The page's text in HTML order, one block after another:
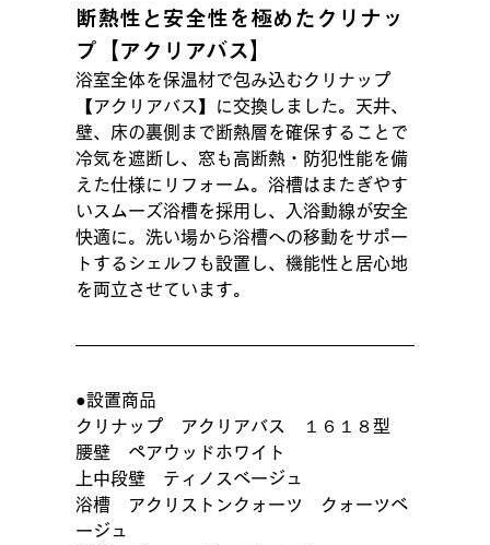
断熱性と安全性を極めたクリナッ
プ【アクリアバス】
浴室全体を保温材で包み込むクリナップ
【アクリアバス】に交換しました。天井、
壁、床の裏側まで断熱層を確保することで
冷気を遮断し、窓も高断熱・防犯性能を備
えた仕様にリフォーム。浴槽はまたぎやす
いスムーズ浴槽を採用し、入浴動線が安全
快適に。洗い場から浴槽への移動をサポー
トするシェルフも設置し、機能性と居心地
を両立させています。
●設置商品
クリナップ　アクリアバス　１６１８型
腰壁　ペアウッドホワイト
上中段壁　ティノスベージュ
浴槽　アクリストンクォーツ　クォーツベ
ージュ